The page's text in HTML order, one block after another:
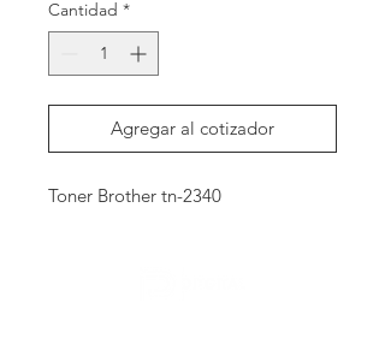
Cantidad *
Agregar al cotizador
Toner Brother tn-2340